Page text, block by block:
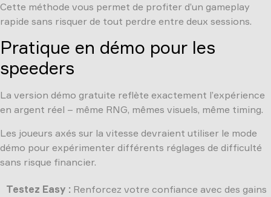
Cette méthode vous permet de profiter d’un gameplay
rapide sans risquer de tout perdre entre deux sessions.
Pratique en démo pour les
speeders
La version démo gratuite reflète exactement l’expérience
en argent réel – même RNG, mêmes visuels, même timing.
Les joueurs axés sur la vitesse devraient utiliser le mode
démo pour expérimenter différents réglages de difficulté
sans risque financier.
Testez Easy : Renforcez votre confiance avec des gains